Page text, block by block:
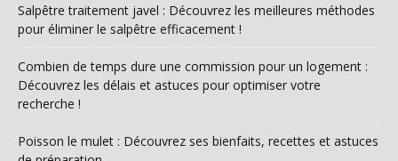
Salpêtre traitement javel : Découvrez les meilleures méthodes
pour éliminer le salpêtre efficacement !
Combien de temps dure une commission pour un logement :
Découvrez les délais et astuces pour optimiser votre
recherche !
Poisson le mulet : Découvrez ses bienfaits, recettes et astuces